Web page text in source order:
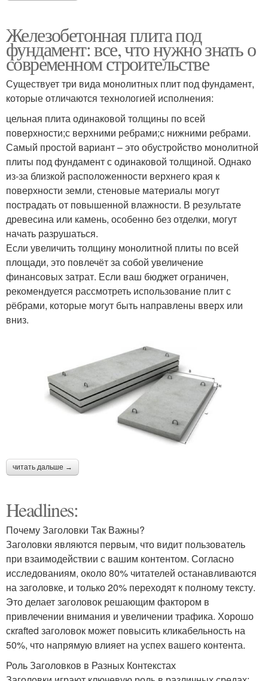
Железобетонная плита под
фундамент: все, что нужно знать о
современном строительстве
Существует три вида монолитных плит под фундамент,
которые отличаются технологией исполнения:
цельная плита одинаковой толщины по всей
поверхности;с верхними ребрами;с нижними ребрами.
Самый простой вариант – это обустройство монолитной
плиты под фундамент с одинаковой толщиной. Однако
из-за близкой расположенности верхнего края к
поверхности земли, стеновые материалы могут
пострадать от повышенной влажности. В результате
древесина или камень, особенно без отделки, могут
начать разрушаться.
Если увеличить толщину монолитной плиты по всей
площади, это повлечёт за собой увеличение
финансовых затрат. Если ваш бюджет ограничен,
рекомендуется рассмотреть использование плит с
рёбрами, которые могут быть направлены вверх или
вниз.
читать дальше →
Headlines:
Почему Заголовки Так Важны?
Заголовки являются первым, что видит пользователь
при взаимодействии с вашим контентом. Согласно
исследованиям, около 80% читателей останавливаются
на заголовке, и только 20% переходят к полному тексту.
Это делает заголовок решающим фактором в
привлечении внимания и увеличении трафика. Хорошо
скrafted заголовок может повысить кликабельность на
50%, что напрямую влияет на успех вашего контента.
Роль Заголовков в Разных Контекстах